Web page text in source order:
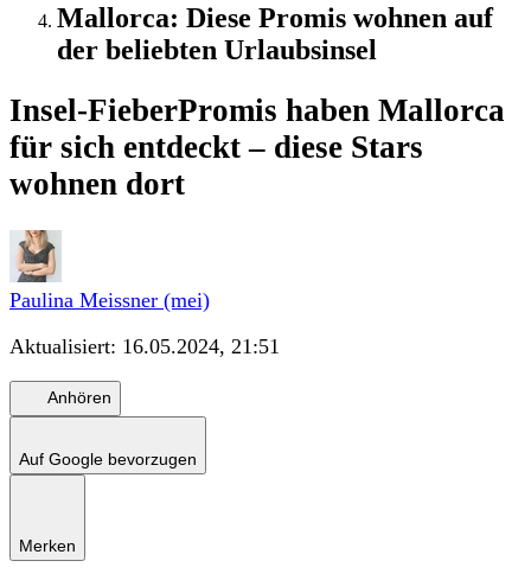
Mallorca: Diese Promis wohnen auf
der beliebten Urlaubsinsel
Insel-FieberPromis haben Mallorca
für sich entdeckt – diese Stars
wohnen dort
Paulina Meissner (mei)
Aktualisiert: 16.05.2024, 21:51
Anhören
Auf Google bevorzugen
Merken